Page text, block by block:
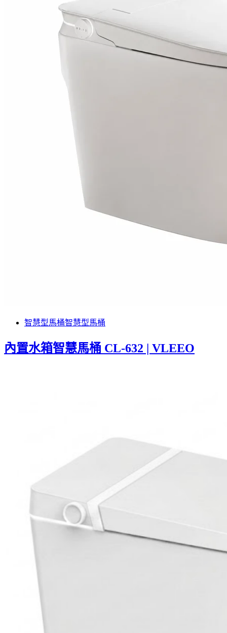
智慧型馬桶智慧型馬桶
內置水箱智慧馬桶 CL-632 | VLEEO